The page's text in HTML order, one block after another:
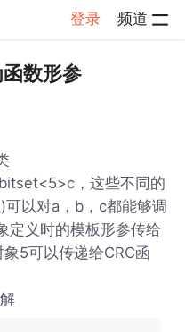
登录 频道
数形参
，这些不同的
以对a，b，c都能够调
定义时的模板形参传给
5可以传递给CRC函